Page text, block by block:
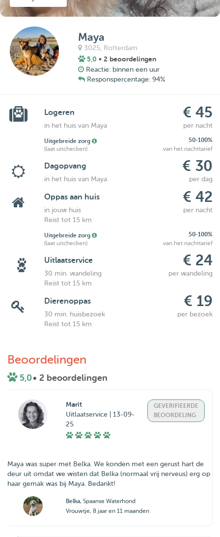
Maya
3025, Rotterdam
5,0 • 2 beoordelingen
Reactie: binnen een uur
Responspercentage: 94%
Logeren € 45
in het huis van Maya per nacht
Uitgebreide zorg
50-100%
(laat uitchecken)
van het nachttarief
Dagopvang € 30
in het huis van Maya per dag
Oppas aan huis € 42
in jouw huis
per nacht
Reist tot 15 km
Uitgebreide zorg
50-100%
(laat uitchecken)
van het nachttarief
Uitlaatservice € 24
30 min. wandeling
per wandeling
Reist tot 15 km
Dierenoppas € 19
30 min. huisbezoek
per bezoek
Reist tot 15 km
Beoordelingen
5,0• 2 beoordelingen
Marit
Uitlaatservice | 13-09-
25
GEVERIFIEERDE
BEOORDELING
Maya was super met Belka. We konden met een gerust hart de
deur uit omdat we wisten dat Belka (normaal vrij nerveus) erg op
haar gemak was bij Maya. Bedankt!
Belka, Spaanse Waterhond
Vrouwtje, 8 jaar en 11 maanden